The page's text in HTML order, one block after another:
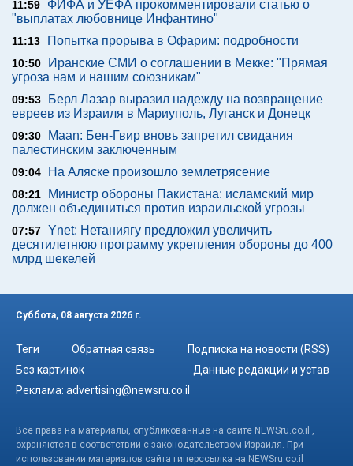
11:59
ФИФА и УЕФА прокомментировали статью о
"выплатах любовнице Инфантино"
11:13 Попытка прорыва в Офарим: подробности
10:50
Иранские СМИ о соглашении в Мекке: "Прямая
угроза нам и нашим союзникам"
09:53
Берл Лазар выразил надежду на возвращение
евреев из Израиля в Мариуполь, Луганск и Донецк
09:30
Maan: Бен-Гвир вновь запретил свидания
палестинским заключенным
09:04 На Аляске произошло землетрясение
08:21
Министр обороны Пакистана: исламский мир
должен объединиться против израильской угрозы
07:57 Ynet: Нетаниягу предложил увеличить
десятилетнюю программу укрепления обороны до 400
млрд шекелей
Суббота, 08 августа 2026 г.
Теги Обратная связь
Подписка на новости (RSS)
Без картинок
Данные редакции и устав
Реклама: advertising@newsru.co.il
Все права на материалы, опубликованные на сайте NEWSru.co.il ,
охраняются в соответствии с законодательством Израиля. При
использовании материалов сайта гиперссылка на NEWSru.co.il